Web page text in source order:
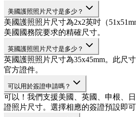
美國護照照片尺寸是多少？
美國護照照片尺寸為2x2英吋（
美國國務院要求的精確尺寸。
英國護照照片尺寸是多少？
英國護照照片尺寸為35x45mm。此尺
官方證件。
可以用於簽證申請嗎？
可以！我們支援美國、英國、申根、
證照片尺寸。選擇相應的簽證預設即可